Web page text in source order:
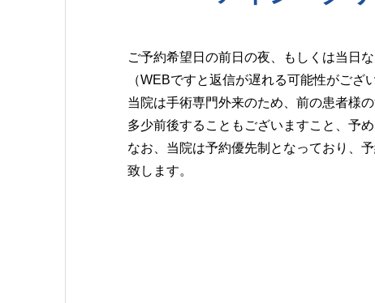
ご予約希望日の前日の夜、もしくは当日
（WEBですと返信が遅れる可能性がござ
当院は手術専門外来のため、前の患者様
多少前後することもございますこと、予め
なお、当院は予約優先制となっており、
致します。